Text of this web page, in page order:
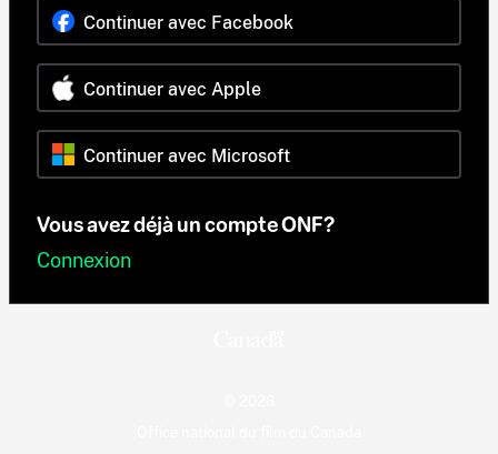
Continuer avec Facebook
Continuer avec Apple
Continuer avec Microsoft
Vous avez déjà un compte ONF?
Connexion